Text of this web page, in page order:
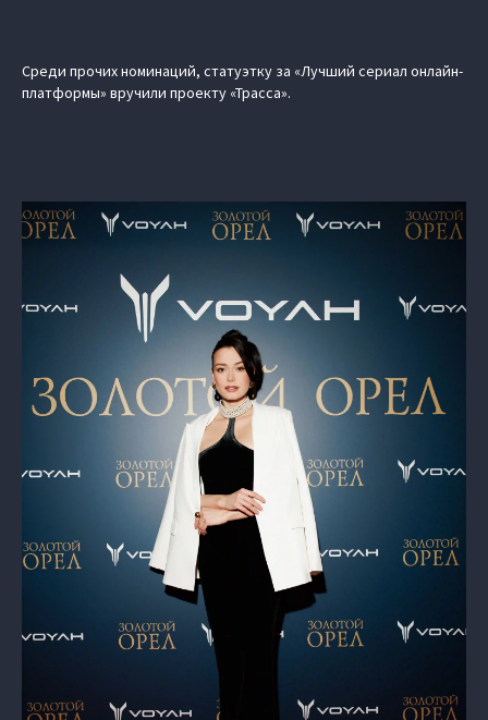
Среди прочих номинаций, статуэтку за «Лучший сериал онлайн-
платформы» вручили проекту «Трасса».